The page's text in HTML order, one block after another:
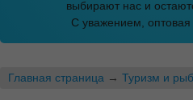
выбирают нас и
С уважением,
Главная страница → Туризм и